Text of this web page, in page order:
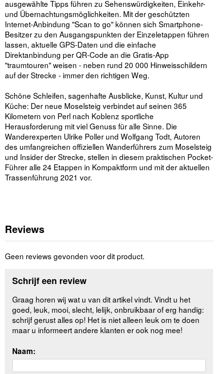
ausgewählte Tipps führen zu Sehenswürdigkeiten, Einkehr-
und Übernachtungsmöglichkeiten. Mit der geschützten
Internet-Anbindung "Scan to go" können sich Smartphone-
Besitzer zu den Ausgangspunkten der Einzeletappen führen
lassen, aktuelle GPS-Daten und die einfache
Direktanbindung per QR-Code an die Gratis-App
"traumtouren" weisen - neben rund 20 000 Hinweisschildern
auf der Strecke - immer den richtigen Weg.
Schöne Schleifen, sagenhafte Ausblicke, Kunst, Kultur und
Küche: Der neue Moselsteig verbindet auf seinen 365
Kilometern von Perl nach Koblenz sportliche
Herausforderung mit viel Genuss für alle Sinne. Die
Wanderexperten Ulrike Poller und Wolfgang Todt, Autoren
des umfangreichen offiziellen Wanderführers zum Moselsteig
und Insider der Strecke, stellen in diesem praktischen Pocket-
Führer alle 24 Etappen in Kompaktform und mit der aktuellen
Trassenführung 2021 vor.
Reviews
Geen reviews gevonden voor dit product.
Schrijf een review
Graag horen wij wat u van dit artikel vindt. Vindt u het
goed, leuk, mooi, slecht, lelijk, onbruikbaar of erg handig:
schrijf gerust alles op! Het is niet alleen leuk om te doen
maar u informeert andere klanten er ook nog mee!
Naam: